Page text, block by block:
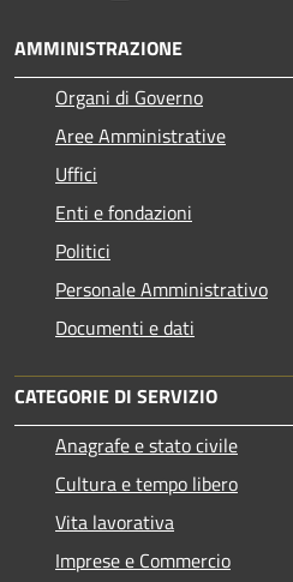
AMMINISTRAZIONE
Organi di Governo
Aree Amministrative
Uffici
Enti e fondazioni
Politici
Personale Amministrativo
Documenti e dati
CATEGORIE DI SERVIZIO
Anagrafe e stato civile
Cultura e tempo libero
Vita lavorativa
Imprese e Commercio